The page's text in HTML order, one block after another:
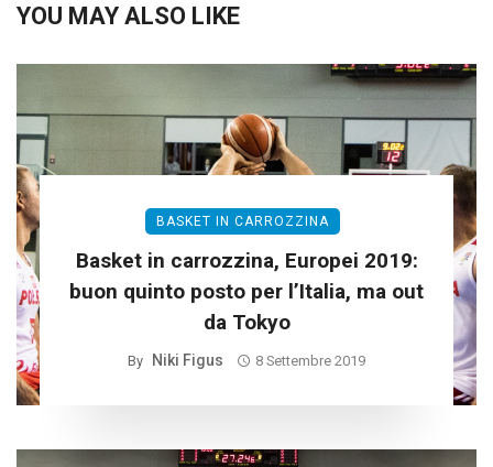
YOU MAY ALSO LIKE
BASKET IN CARROZZINA
Basket in carrozzina, Europei 2019:
buon quinto posto per l’Italia, ma out
da Tokyo
By Niki Figus 8 Settembre 2019